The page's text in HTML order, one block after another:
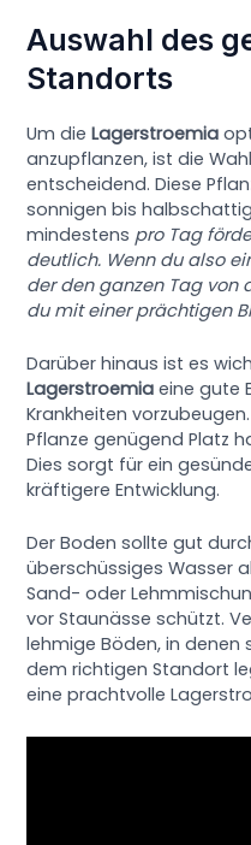
Auswahl des
Standorts
Um dieLagerstroemia
anzupflanzen, ist die
entscheidend. Diese
sonnigen bis
mindestens pro Tag
deutlich. Wenn du also
der den ganzen Tag von
du mit einer prächtigen
Darüber hinaus ist es
Lagerstroemia eine gute
Krankheiten
Pflanze genügend Platz
Dies sorgt für ein
kräftigere Entwicklung.
Der Boden sollte gut
überschüssiges Wasser
Sand- oder
vor Staunässe schützt.
lehmige Böden, in denen
dem richtigen Standort
eine prachtvolle